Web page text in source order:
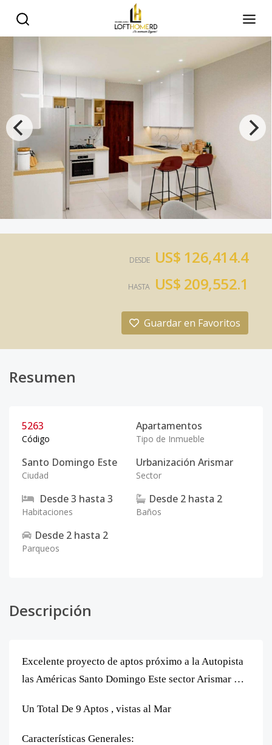
DESDE US$ 126,414.4
HASTA US$ 209,552.1
Guardar en Favoritos
Resumen
5263
Código
Apartamentos
Tipo de Inmueble
Santo Domingo Este
Ciudad
Urbanización Arismar
Sector
Desde3 hasta 3
Habitaciones
Desde 2 hasta 2
Baños
Desde 2 hasta 2
Parqueos
Descripción
Excelente proyecto de aptos próximo a la Autopista
las Américas Santo Domingo Este sector Arismar …
Un Total De 9 Aptos , vistas al Mar
Características Generales: